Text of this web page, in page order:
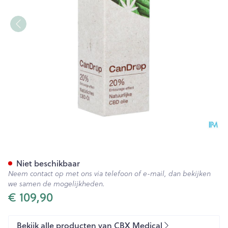
€ 109,90
Niet beschikbaar
Neem contact op met ons via telefoon of e-mail, dan bekijken
we samen de mogelijkheden.
Bekijk alle producten van CBX Medical